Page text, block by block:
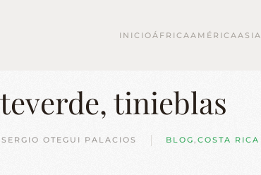
INICIOÁFRICAAMÉRICAASIA
tinieblas
SERGIO OTEGUI PALACIOS BLOG, COSTA RICA